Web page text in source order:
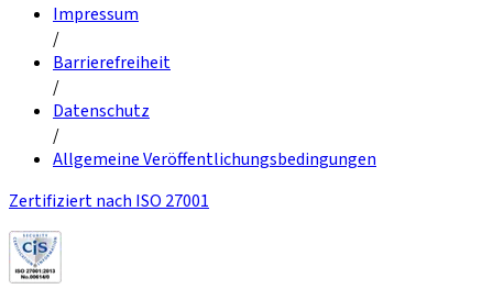
Impressum
/
Barrierefreiheit
/
Datenschutz
/
Allgemeine Veröffentlichungsbedingungen
Zertifiziert nach ISO 27001